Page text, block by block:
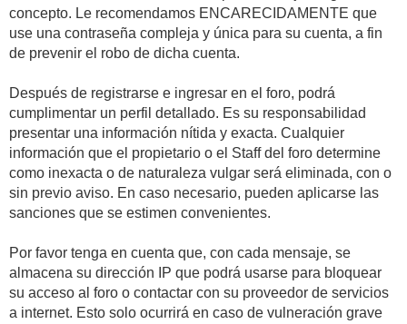
concepto. Le recomendamos ENCARECIDAMENTE que
use una contraseña compleja y única para su cuenta, a fin
de prevenir el robo de dicha cuenta.
Después de registrarse e ingresar en el foro, podrá
cumplimentar un perfil detallado. Es su responsabilidad
presentar una información nítida y exacta. Cualquier
información que el propietario o el Staff del foro determine
como inexacta o de naturaleza vulgar será eliminada, con o
sin previo aviso. En caso necesario, pueden aplicarse las
sanciones que se estimen convenientes.
Por favor tenga en cuenta que, con cada mensaje, se
almacena su dirección IP que podrá usarse para bloquear
su acceso al foro o contactar con su proveedor de servicios
a internet. Esto solo ocurrirá en caso de vulneración grave